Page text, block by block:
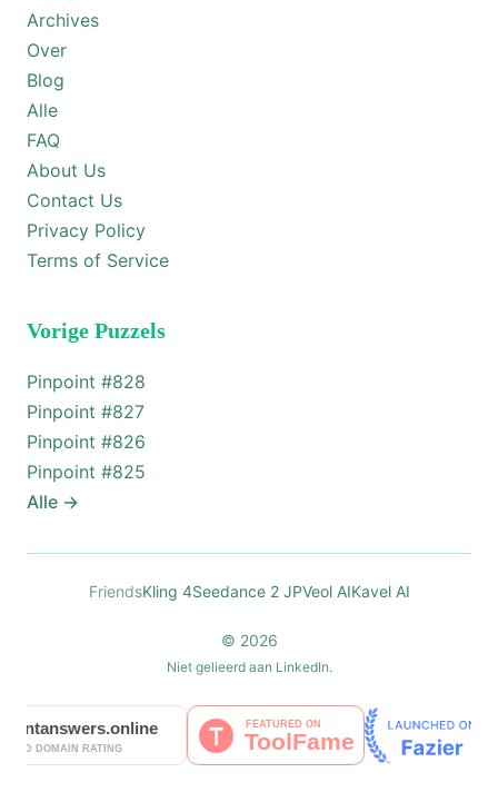
Archives
Over
Blog
Alle
FAQ
About Us
Contact Us
Privacy Policy
Terms of Service
Vorige Puzzels
Pinpoint #828
Pinpoint #827
Pinpoint #826
Pinpoint #825
Alle →
FriendsKling 4Seedance 2 JPVeol AIKavel AI
© 2026
Niet gelieerd aan LinkedIn.